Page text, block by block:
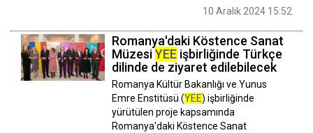
10 Aralık 2024 15:52
Romanya'daki Köstence Sanat
MüzesiYEE işbirliğinde Türkçe
dilinde de ziyaret edilebilecek
Romanya Kültür Bakanlığı ve Yunus
Emre Enstitüsü (YEE) işbirliğinde
yürütülen proje kapsamında
Romanya'daki Köstence Sanat